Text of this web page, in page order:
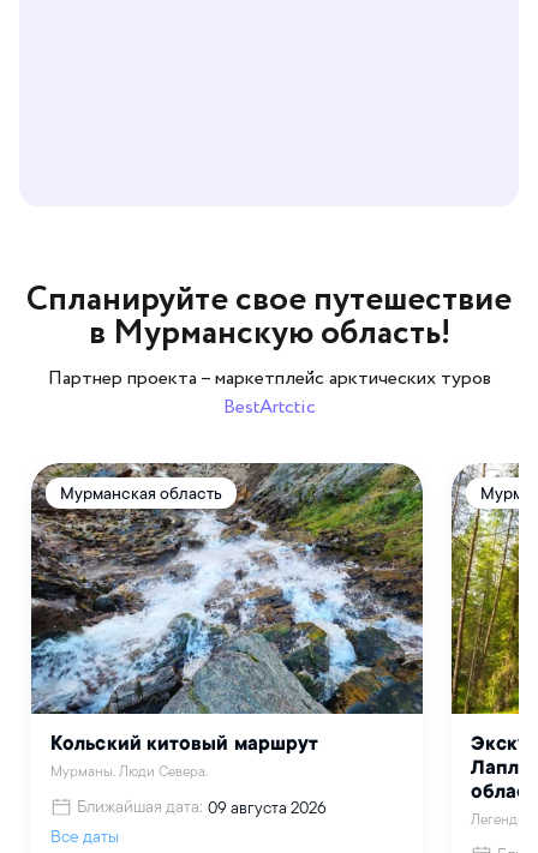
Спланируйте свое путешествие
в Мурманскую область!
Партнер проекта – маркетплейс арктических туров
BestArtctic